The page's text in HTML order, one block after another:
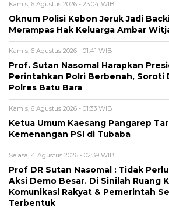
Kamis, 6 Agustus 2026 - 23:04 WIB
Oknum Polisi Kebon Jeruk Jadi
Merampas Hak Keluarga Ambar
Kamis, 6 Agustus 2026 - 01:41 WIB
Prof. Sutan Nasomal Harapkan
Perintahkan Polri Berbenah, Soroti
Polres Batu Bara
Kamis, 6 Agustus 2026 - 01:33 WIB
Ketua Umum Kaesang Pangarep
Kemenangan PSI di Tubaba
Selasa, 4 Agustus 2026 - 02:39 WIB
Prof DR Sutan Nasomal : Tidak
Aksi Demo Besar. Di Sinilah Ruang
Komunikasi Rakyat & Pemerintah
Terbentuk